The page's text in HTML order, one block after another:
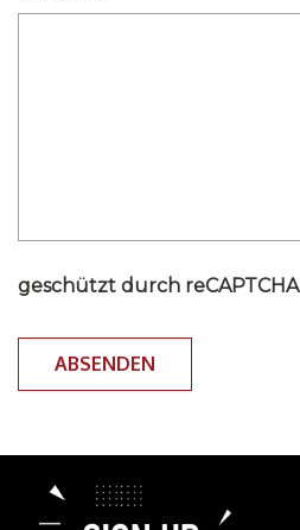
geschützt durch reCAPTCHA